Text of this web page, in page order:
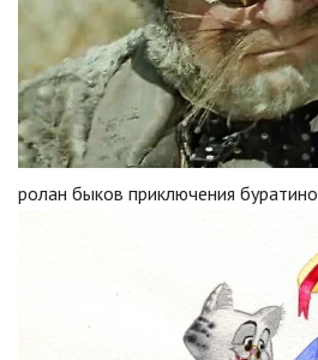
ролан быков приключения буратино